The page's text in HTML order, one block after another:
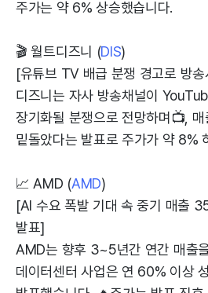
주가는 약 6% 상승했습니다.
🎬 월트디즈니 (DIS)
[유튜브 TV 배급 분쟁 경고로 방
디즈니는 자사 방송채널이
장기화될 분쟁으로 전망하며📺,
밑돌았다는 발표로 주가가 약 8%
📈 AMD (AMD)
[AI 수요 폭발 기대 속 중기 매출
발표]
AMD는 향후 3~5년간 연간 매출
데이터센터 사업은 연 60% 이상